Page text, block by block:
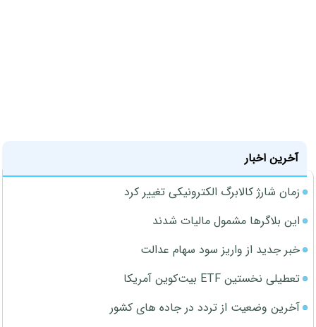
آخرین اخبار
زمان شارژ کالابرگ الکترونیکی تغییر کرد
این بلاگرها مشمول مالیات شدند
خبر جدید از واریز سود سهام عدالت
تعطیلی نخستین ETF بیت‌کوین آمریکا
آخرین وضعیت از تردد در جاده های کشور